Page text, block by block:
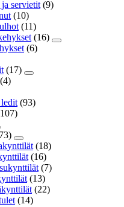
servietit (9)
(10)
(11)
(16)
(6)
(17)
(4)
(93)
(18)
(16)
(7)
(13)
(22)
(14)